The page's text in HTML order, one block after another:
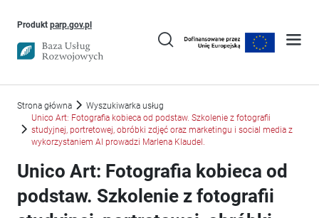
Produkt parp.gov.plUwaga, link otworzy się w nowym oknie
Strona główna
Wyszukiwarka usług
Unico Art: Fotografia kobieca od podstaw. Szkolenie z fotografii
studyjnej, portretowej, obróbki zdjęć oraz marketingu i social media z
wykorzystaniem AI prowadzi Marlena Klaudel.
Unico Art: Fotografia kobieca od
podstaw. Szkolenie z fotografii